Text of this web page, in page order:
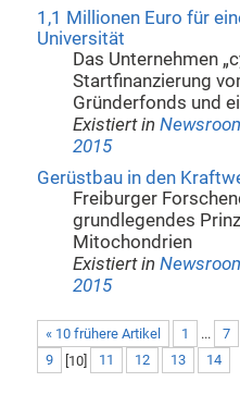
1,1 Millionen Euro für
Universität
Das Unternehmen
Startfinanzierung
Gründerfonds und
Existiert in
2015
Gerüstbau in den
Freiburger
grundlegendes
Mitochondrien
Existiert in
2015
« 10 frühere Artikel 1 ... 7
9
[10] 11 12 13 14